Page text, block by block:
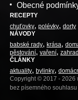
Obecné
RECEPTY
chuťovky polévky dorty
NÁVODY
babské rady
krása
pěstování vaření
ČLÁNKY
aktuality
bylinky
Copyright © 2017 - 2026
bez písemného